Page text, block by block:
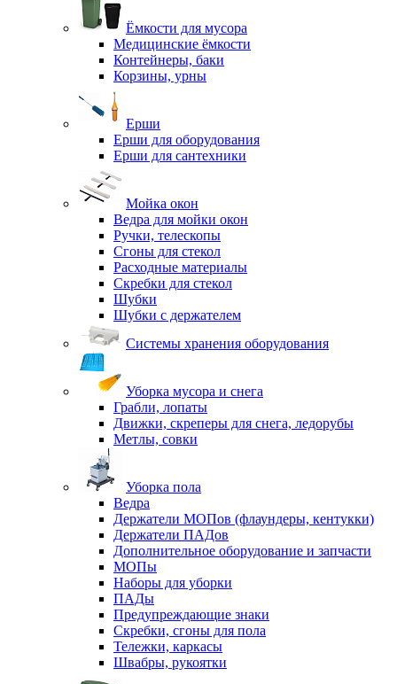
Ёмкости для мусора
Медицинские ёмкости
Контейнеры, баки
Корзины, урны
Ерши
Ерши для оборудования
Ерши для сантехники
Мойка окон
Ведра для мойки окон
Ручки, телескопы
Сгоны для стекол
Расходные материалы
Скребки для стекол
Шубки
Шубки с держателем
Системы хранения оборудования
Уборка мусора и снега
Грабли, лопаты
Движки, скреперы для снега, ледорубы
Метлы, совки
Уборка пола
Ведра
Держатели МОПов (флаундеры, кентукки)
Держатели ПАДов
Дополнительное оборудование и запчасти
МОПы
Наборы для уборки
ПАДы
Предупреждающие знаки
Скребки, сгоны для пола
Тележки, каркасы
Швабры, рукоятки